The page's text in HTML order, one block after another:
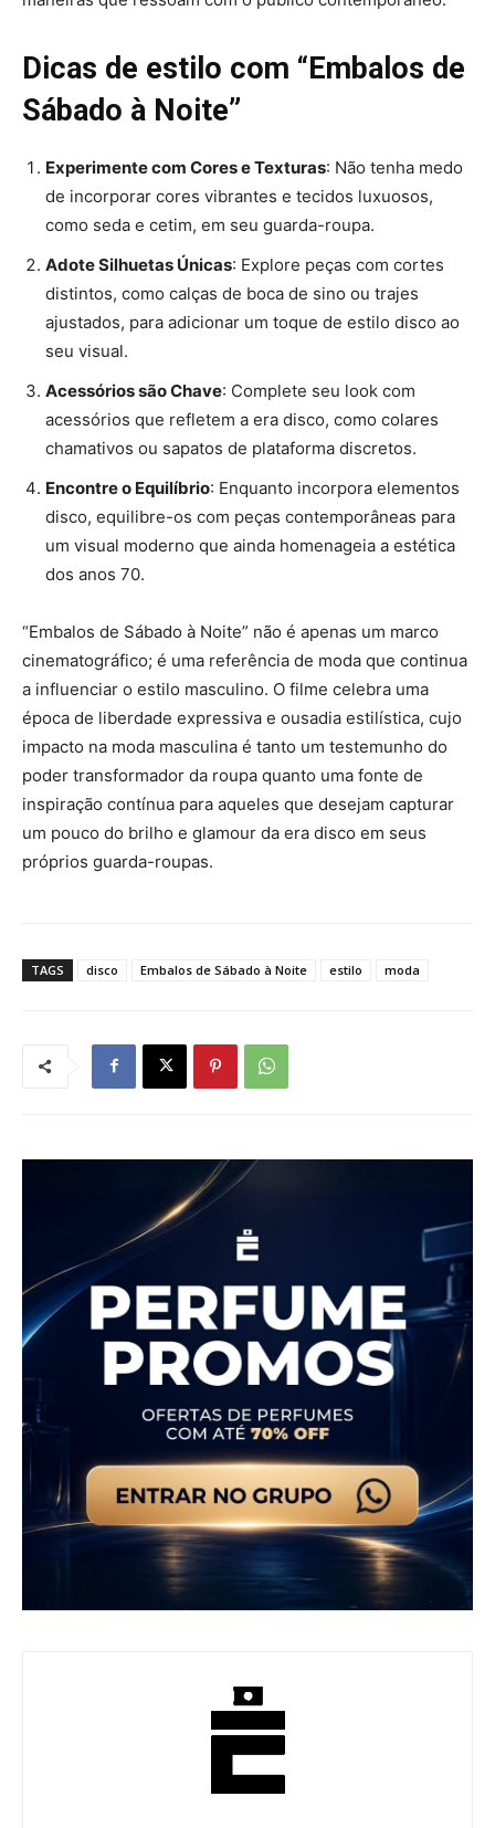
Dicas de estilo com “Embalos de
Sábado à Noite”
Experimente com Cores e Texturas: Não tenha medo
de incorporar cores vibrantes e tecidos luxuosos,
como seda e cetim, em seu guarda-roupa.
Adote Silhuetas Únicas: Explore peças com cortes
distintos, como calças de boca de sino ou trajes
ajustados, para adicionar um toque de estilo disco ao
seu visual.
Acessórios são Chave: Complete seu look com
acessórios que refletem a era disco, como colares
chamativos ou sapatos de plataforma discretos.
Encontre o Equilíbrio: Enquanto incorpora elementos
disco, equilibre-os com peças contemporâneas para
um visual moderno que ainda homenageia a estética
dos anos 70.
“Embalos de Sábado à Noite” não é apenas um marco
cinematográfico; é uma referência de moda que continua
a influenciar o estilo masculino. O filme celebra uma
época de liberdade expressiva e ousadia estilística, cujo
impacto na moda masculina é tanto um testemunho do
poder transformador da roupa quanto uma fonte de
inspiração contínua para aqueles que desejam capturar
um pouco do brilho e glamour da era disco em seus
próprios guarda-roupas.
TAGS disco Embalos de Sábado à Noite estilo moda